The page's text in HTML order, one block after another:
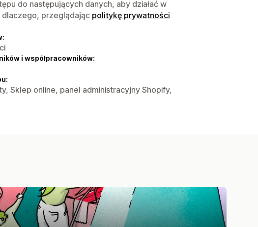
do następujących danych, aby działać w
dlaczego, przeglądając politykę prywatności
i współpracowników:
Sklep online, panel administracyjny Shopify,